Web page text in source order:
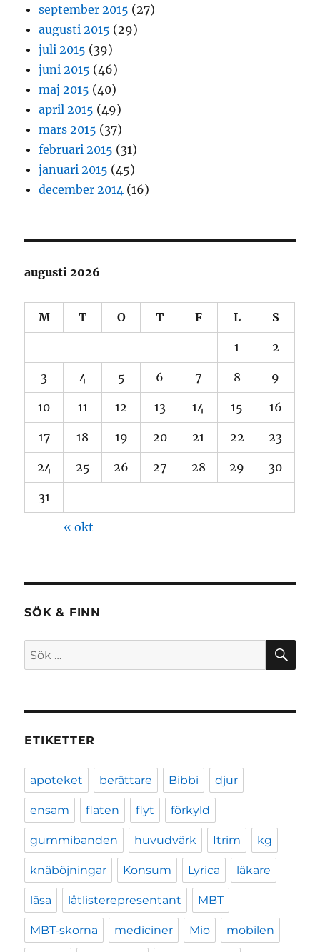
september 2015 (27)
augusti 2015 (29)
juli 2015 (39)
juni 2015 (46)
maj 2015 (40)
april 2015 (49)
mars 2015 (37)
februari 2015 (31)
januari 2015 (45)
december 2014 (16)
augusti 2026
M T O T F L S
1 2
3 4 5 6 7 8 9
10 11 12 13 14 15 16
17 18 19 20 21 22 23
24 25 26 27 28 29 30
31
« okt
SÖK & FINN
Sök
efter:
ETIKETTER
apoteket berättare Bibbi djur
ensam flaten flyt förkyld
gummibanden huvudvärk Itrim kg
knäböjningar Konsum Lyrica läkare
läsa låtlisterepresentant MBT
MBT-skorna mediciner Mio mobilen